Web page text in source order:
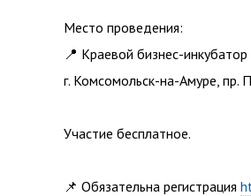
Место проведения:
📍 Краевой бизнес-инкубатор
г. Комсомольск-на-Амуре, пр.
Участие бесплатное.
📌 Обязательна регистрация